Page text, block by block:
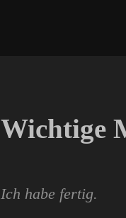
Wichtige
Ich habe fertig.